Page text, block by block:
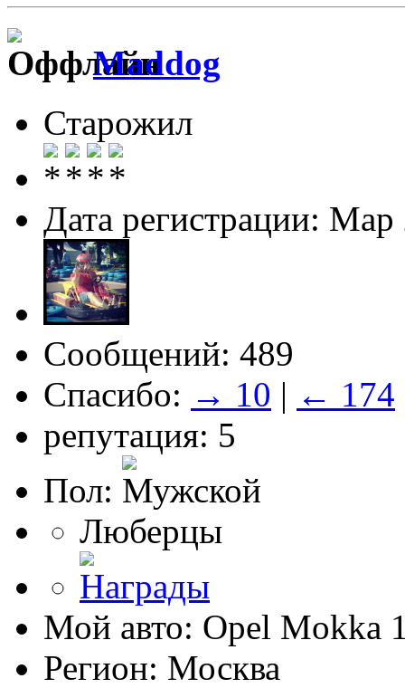
Maddog
Старожил
Дата регистрации: Мар
Сообщений: 489
Спасибо: → 10 | ← 174
репутация: 5
Пол:
Люберцы
Мой авто: Opel Mokka
Регион: Москва